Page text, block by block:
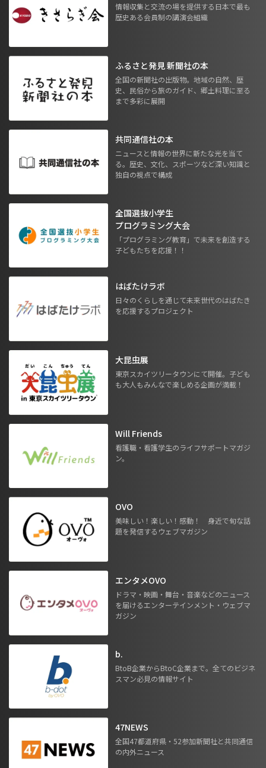
情報収集と交流の場を提供する日本で最も
歴史ある会員制の講演会組織
ふるさと発見 新聞社の本
全国の新聞社の出版物。地域の自然、歴
史、民俗から旅のガイド、郷土料理に至る
まで多彩に展開
共同通信社の本
ニュースと情報の世界に新たな光を当て
る。歴史、文化、スポーツなど深い知識と
独自の視点で構成
全国選抜小学生
プログラミング大会
「プログラミング教育」で未来を創造する
子どもたちを応援！！
はばたけラボ
日々のくらしを通じて未来世代のはばたき
を応援するプロジェクト
大昆虫展
東京スカイツリータウンにて開催。子ども
も大人もみんなで楽しめる企画が満載！
Will Friends
看護職・看護学生のライフサポートマガジ
ン。
OVO
美味しい！楽しい！感動！ 身近で旬な話
題を発信するウェブマガジン
エンタメOVO
ドラマ・映画・舞台・音楽などのニュース
を届けるエンターテインメント・ウェブマ
ガジン
b.
BtoB企業からBtoC企業まで。全てのビジネ
スマン必見の情報サイト
47NEWS
全国47都道府県・52参加新聞社と共同通信
の内外ニュース